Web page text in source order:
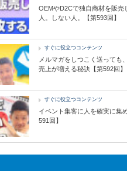
OEMやD2Cで独自商材を販売
人。しない人。【第593回】
すぐに役立つコンテンツ
メルマガをしつこく送っても
売上が増える秘訣【第592回】
すぐに役立つコンテンツ
イベント集客に人を確実に集
591回】